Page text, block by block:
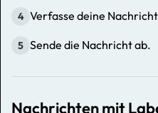
4 Verfasse deine
5 Sende die Nachricht ab.
Nachrichten mit